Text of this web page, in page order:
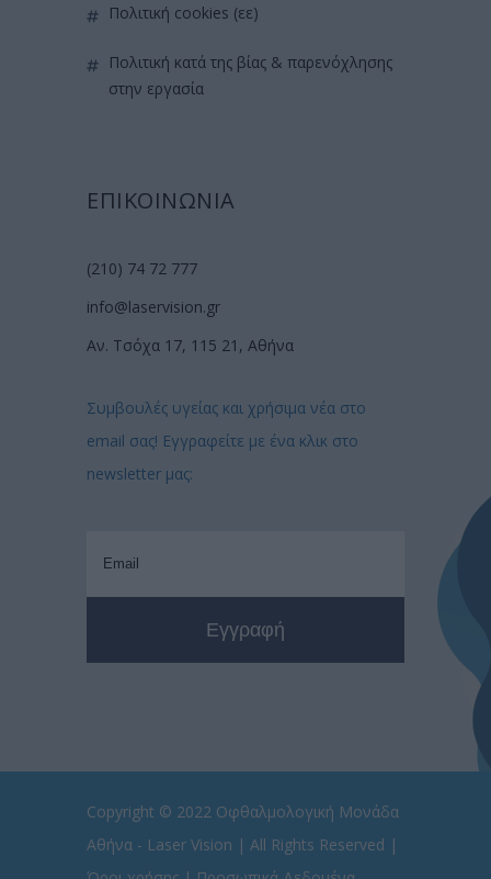
πολιτική cookies (εε)
πολιτική κατά της βίας & παρενόχλησης
στην εργασία
ΕΠΙΚΟΙΝΩΝΙΑ
(210) 74 72 777
info@laservision.gr
Αν. Τσόχα 17, 115 21, Αθήνα
Συμβουλές υγείας και χρήσιμα νέα στο
email σας! Εγγραφείτε με ένα κλικ στο
newsletter μας:
Copyright © 2022 Οφθαλμολογική Μονάδα
Αθήνα - Laser Vision | All Rights Reserved |